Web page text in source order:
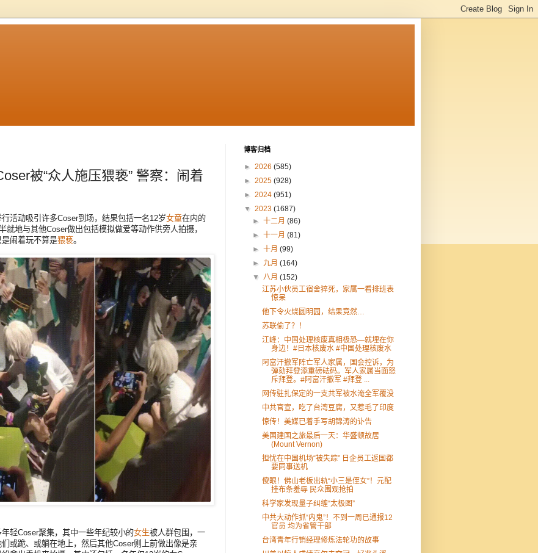
被“众人施压猥亵” 警察：闹着
活动吸引许多Coser到场，结果包括一名12岁女童在内的
地与其他Coser做出包括模拟做爱等动作供旁人拍摄，
闹着玩不算是猥亵。
轻Coser聚集，其中一些年纪较小的女生被人群包围，一
或跪、或躺在地上，然后其他Coser则上前做出像是亲
博客归档
► 2026 (585)
► 2025 (928)
► 2024 (951)
▼ 2023 (1687)
►十二月(86)
►十一月(81)
►十月(99)
► 九月(164)
▼八月(152)
江苏小伙员工宿舍猝死，家属一看排班表
惊呆
他下令火烧圆明园，结果竟然…
苏联偷了？！
江峰：中国处理核废真相极恐—就埋在你
身边！#日本核废水 #中国处理核废水
阿富汗撤军阵亡军人家属，国会控诉，为
弹劾拜登添重磅砝码。军人家属当面怒
斥拜登。#阿富汗撤军 #拜登 ...
网传驻扎保定的一支共军被水淹全军覆没
中共官宣，吃了台湾豆腐，又惹毛了印度
惊传！美媒已着手写胡锦涛的讣告
美国建国之旅最后一天：华盛顿故居
(Mount Vernon)
担忧在中国机场“被失踪” 日企员工返国都
要同事送机
傻眼！佛山老板出轨“小三是侄女”！元配
挂布条羞辱 民众围观抢拍
科学家发现量子纠缠“太极图”
中共大动作抓“内鬼”！不到一周已通报12
官员 均为省管干部
台湾青年行销经理修炼法轮功的故事